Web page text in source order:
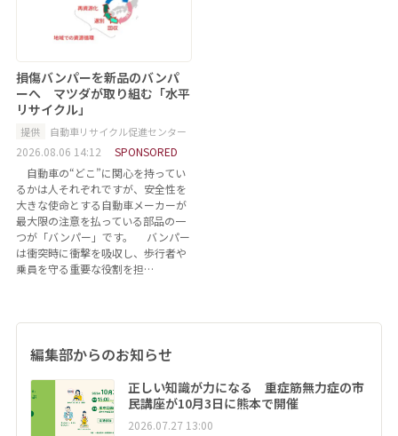
損傷バンパーを新品のバンパ
ーへ マツダが取り組む「水平
リサイクル」
提供 自動車リサイクル促進センター
2026.08.06 14:12
SPONSORED
自動車の“どこ”に関心を持ってい
るかは人それぞれですが、安全性を
大きな使命とする自動車メーカーが
最大限の注意を払っている部品の一
つが「バンパー」です。 バンパー
は衝突時に衝撃を吸収し、歩行者や
乗員を守る重要な役割を担…
編集部からのお知らせ
正しい知識が力になる 重症筋無力症の市
民講座が10月3日に熊本で開催
2026.07.27 13:00